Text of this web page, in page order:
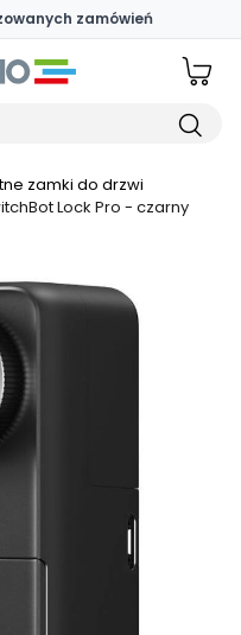
zamówień
zamki do drzwi
Lock Pro - czarny